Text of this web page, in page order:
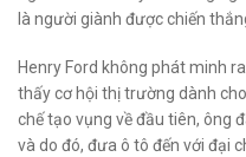
là người giành được chiến
Henry Ford không phát minh
thấy cơ hội thị trường dành
chế tạo vụng về đầu tiên, ông
và do đó, đưa ô tô đến với đại